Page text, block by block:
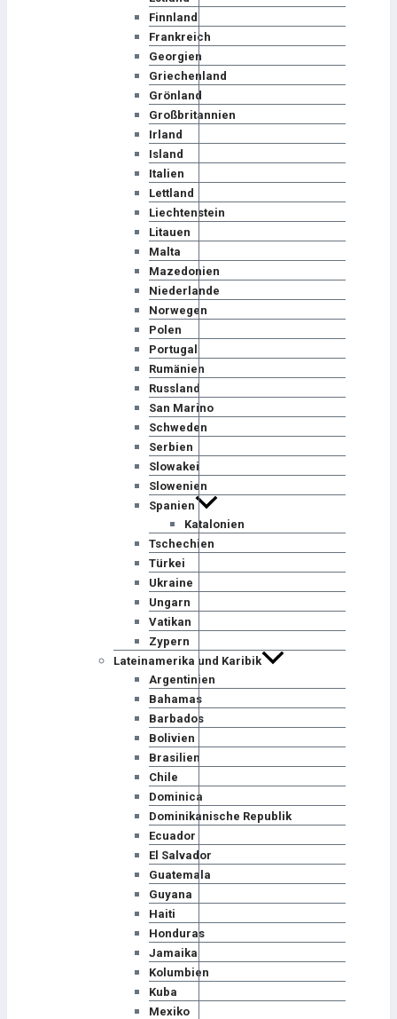
Finnland
Frankreich
Georgien
Griechenland
Grönland
Großbritannien
Irland
Island
Italien
Lettland
Liechtenstein
Litauen
Malta
Mazedonien
Niederlande
Norwegen
Polen
Portugal
Rumänien
Russland
San Marino
Schweden
Serbien
Slowakei
Slowenien
Spanien
Katalonien
Tschechien
Türkei
Ukraine
Ungarn
Vatikan
Zypern
Lateinamerika und Karibik
Argentinien
Bahamas
Barbados
Bolivien
Brasilien
Chile
Dominica
Dominikanische Republik
Ecuador
El Salvador
Guatemala
Guyana
Haiti
Honduras
Jamaika
Kolumbien
Kuba
Mexiko